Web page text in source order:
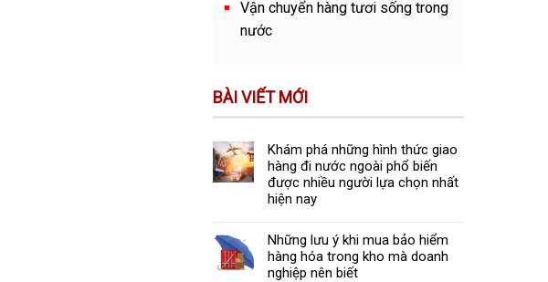
Vận chuyển hàng tươi sống trong
nước
BÀI VIẾT MỚI
Khám phá những hình thức giao
hàng đi nước ngoài phổ biến
được nhiều người lựa chọn nhất
hiện nay
Những lưu ý khi mua bảo hiểm
hàng hóa trong kho mà doanh
nghiệp nên biết